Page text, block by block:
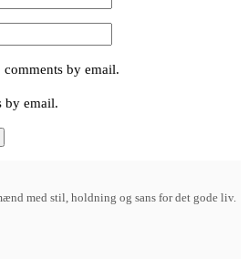
by email.
by email.
med stil, holdning og sans for det gode liv.